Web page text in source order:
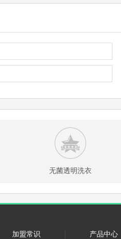
无菌透明洗衣
加盟常识 产品中心